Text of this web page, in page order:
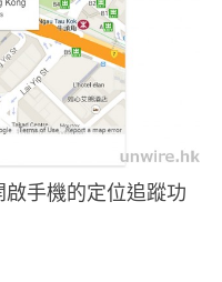
手機的定位追蹤功